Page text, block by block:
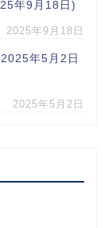
年9月18日)
2025年9月18日
年5月2日
2025年5月2日